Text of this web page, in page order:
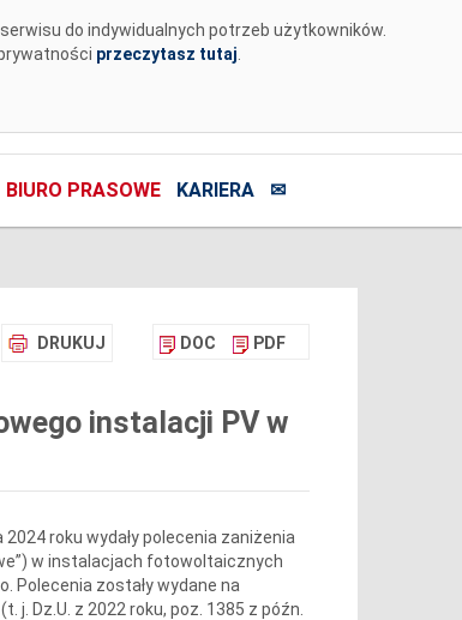
do indywidualnych potrzeb użytkowników.
przeczytasz tutaj
BIURO PRASOWE KARIERA ✉
DRUKUJ DOC PDF
instalacji PV w
2024 roku wydały polecenia zaniżenia
w instalacjach fotowoltaicznych
Polecenia zostały wydane na
Dz.U. z 2022 roku, poz. 1385 z późn.